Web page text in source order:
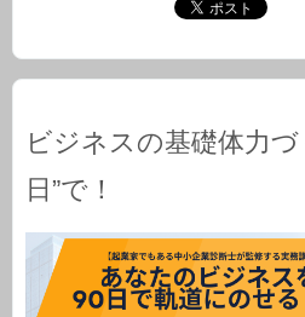
ビジネスの基礎体力
日”で！